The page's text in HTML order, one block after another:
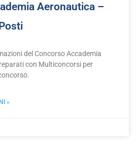
Aeronautica –
del Concorso Accademia
con Multiconcorsi per
»